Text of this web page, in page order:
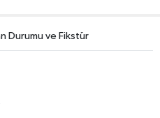
Durumu ve Fikstür